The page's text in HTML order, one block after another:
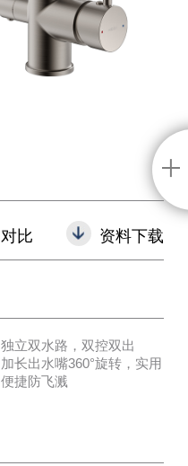
资料下载
对比
独立双水路，双控双出
加长出水嘴360°旋转，实用
便捷防飞溅